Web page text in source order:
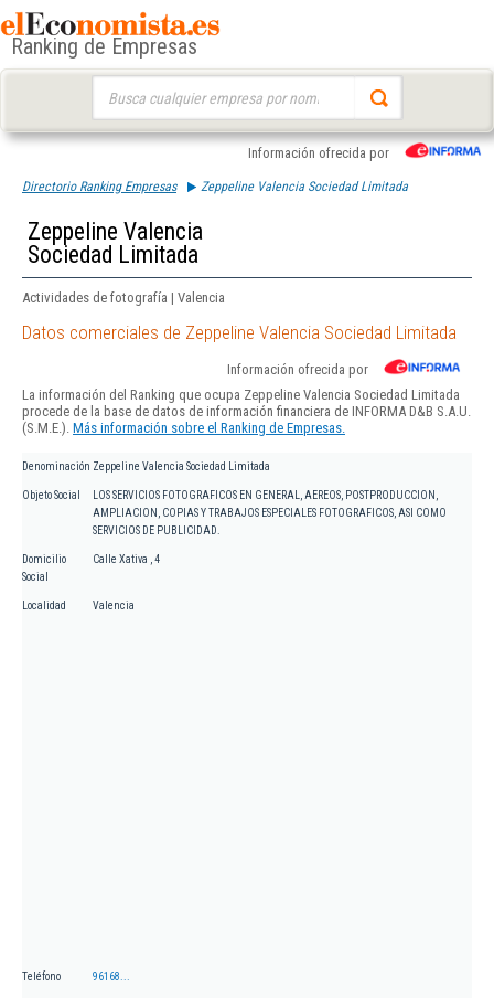
Ranking de Empresas
Información ofrecida por
Directorio Ranking Empresas Zeppeline Valencia Sociedad Limitada
Zeppeline Valencia
Sociedad Limitada
Actividades de fotografía | Valencia
Datos comerciales de Zeppeline Valencia Sociedad Limitada
Información ofrecida por
La información del Ranking que ocupa Zeppeline Valencia Sociedad Limitada
procede de la base de datos de información financiera de INFORMA D&B S.A.U.
(S.M.E.). Más información sobre el Ranking de Empresas.
Denominación Zeppeline Valencia Sociedad Limitada
Objeto Social
LOS SERVICIOS FOTOGRAFICOS EN GENERAL, AEREOS, POSTPRODUCCION,
AMPLIACION, COPIAS Y TRABAJOS ESPECIALES FOTOGRAFICOS, ASI COMO
SERVICIOS DE PUBLICIDAD.
Domicilio
Social
Calle Xativa , 4
Localidad Valencia
Teléfono 96168...